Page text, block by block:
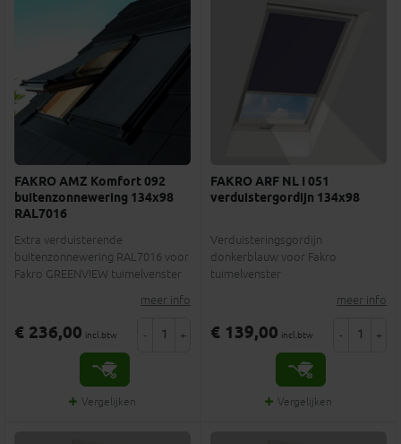
FAKRO AMZ Komfort 092
buitenzonnewering 134x98
RAL7016
Extra verduisterende
buitenzonnewering RAL7016 voor
Fakro GREENVIEW tuimelvenster
meer info
€ 236,00 incl.btw - +
Vergelijken
FAKRO ARF NL I 051
verduistergordijn 134x98
Verduisteringsgordijn
donkerblauw voor Fakro
tuimelvenster
meer info
€ 139,00 incl.btw - +
Vergelijken